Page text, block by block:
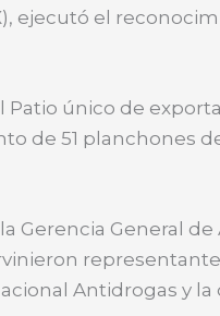
ejecutó el
único de
de 51 planchones
Gerencia General
Antidrogas y